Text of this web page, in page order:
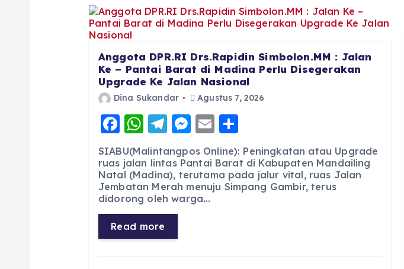
Anggota DPR.RI Drs.Rapidin Simbolon.MM : Jalan
Ke – Pantai Barat di Madina Perlu Disegerakan
Upgrade Ke Jalan Nasional
Dina Sukandar Agustus 7, 2026
F
a
c
e
b
o
o
k
W
h
a
ts
A
p
p
T
e
g
r
a
m
M
ss
e
n
E
m
ai
l
h
a
re
SIABU(Malintangpos Online): Peningkatan atau Upgrade
ruas jalan lintas Pantai Barat di Kabupaten Mandailing
Natal (Madina), terutama pada jalur vital, ruas Jalan
Jembatan Merah menuju Simpang Gambir, terus
didorong oleh warga…
Read more